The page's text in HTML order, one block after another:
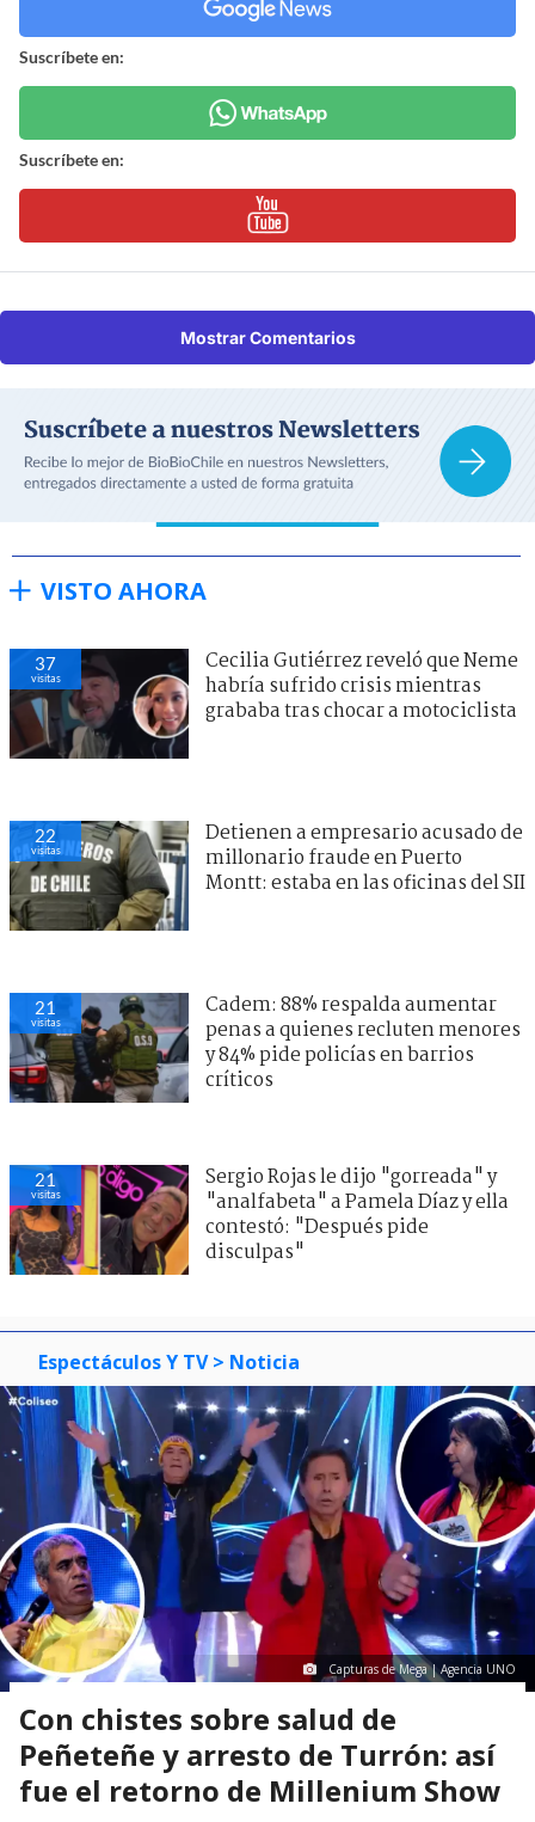
Suscríbete en:
Suscríbete en:
Mostrar Comentarios
VISTO AHORA
37
visitas
Cecilia Gutiérrez reveló que Neme
habría sufrido crisis mientras
grababa tras chocar a motociclista
22
visitas
Detienen a empresario acusado de
millonario fraude en Puerto
Montt: estaba en las oficinas del SII
21
visitas
Cadem: 88% respalda aumentar
penas a quienes recluten menores
y 84% pide policías en barrios
críticos
21
visitas
Sergio Rojas le dijo "gorreada" y
"analfabeta" a Pamela Díaz y ella
contestó: "Después pide
disculpas"
Espectáculos Y TV > Noticia
Capturas de Mega | Agencia UNO
Con chistes sobre salud de
Peñeteñe y arresto de Turrón: así
fue el retorno de Millenium Show